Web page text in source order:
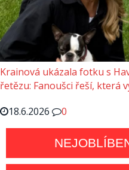
Krainová ukázala fotku s
řetězu: Fanoušci řeší, která
18.6.2026
0